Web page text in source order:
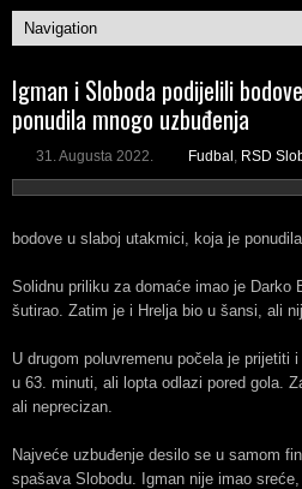
Igman i Sloboda podijelili
ponudila mnogo uzbuđenja
31. Augusta 2022. Fudbal , RSD
bodove u slaboj utakmici, koja je
Solidnu priliku za domaće imao je Darko
šutirao. Zatim je i Hrelja bio u šansi, ali
U drugom poluvremenu počela je prijetiti
u 63. minuti, ali lopta odlazi pored gola.
ali neprecizan.
Najveće uzbuđenje desilo se u samom
spašava Slobodu. Igman nije imao